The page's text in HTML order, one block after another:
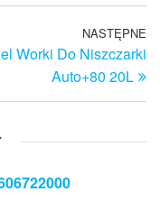
NASTĘPNE
Worki Do Niszczarki
Auto+80 20L